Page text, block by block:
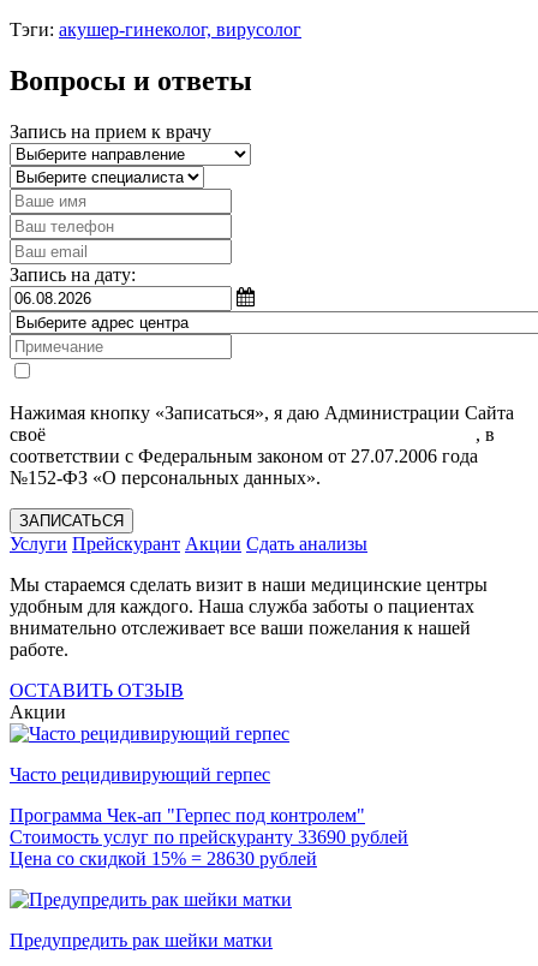
Тэги: акушер-гинеколог, вирусолог
Вопросы и ответы
Запись на прием к врачу
Запись на дату:
Нажимая кнопку «Записаться», я даю Администрации Сайта
своё
, в
соответствии с Федеральным законом от 27.07.2006 года
№152-ФЗ «О персональных данных».
ЗАПИСАТЬСЯ
Услуги Прейскурант Акции Сдать анализы
Мы стараемся сделать визит в наши медицинские центры
удобным для каждого. Наша служба заботы о пациентах
внимательно отслеживает все ваши пожелания к нашей
работе.
ОСТАВИТЬ ОТЗЫВ
Акции
Часто рецидивирующий герпес
Программа Чек-ап "Герпес под контролем"
Стоимость услуг по прейскуранту 33690 рублей
Цена со скидкой 15% = 28630 рублей
Предупредить рак шейки матки